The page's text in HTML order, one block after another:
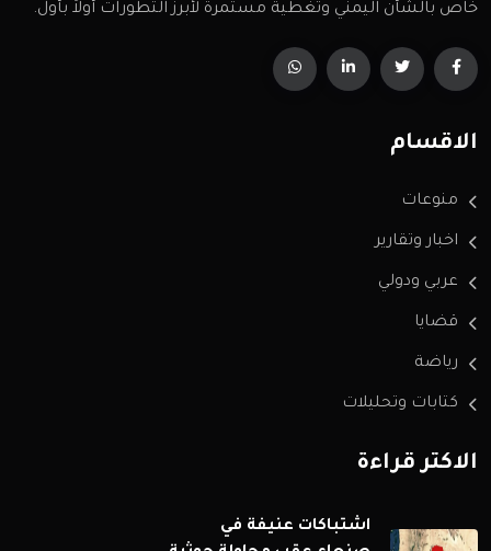
خاص بالشأن اليمني وتغطية مستمرة لأبرز التطورات أولاً بأول.
الاقسام
منوعات
اخبار وتقارير
عربي ودولي
قضايا
رياضة
كتابات وتحليلات
الاكثر قراءة
اشتباكات عنيفة في